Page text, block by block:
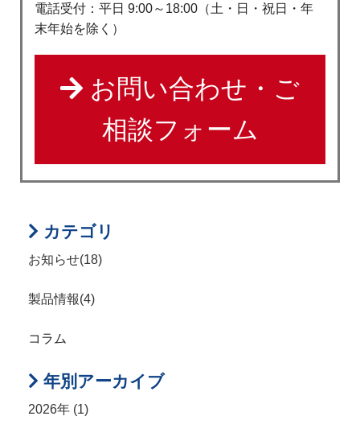
電話受付：平日 9:00～18:00（土・日・祝日・年
末年始を除く）
お問い合わせ・ご
相談フォーム
カテゴリ
お知らせ(18)
製品情報(4)
コラム
年別アーカイブ
2026年 (1)